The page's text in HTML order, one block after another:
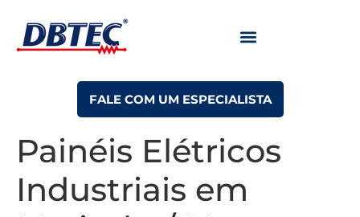
FALE COM UM ESPECIALISTA
Painéis Elétricos
Industriais em